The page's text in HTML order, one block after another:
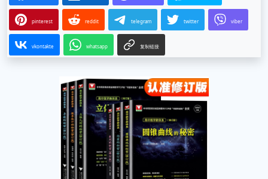
pinterest reddit telegram twitter viber
vkontakte whatsapp 复制链接